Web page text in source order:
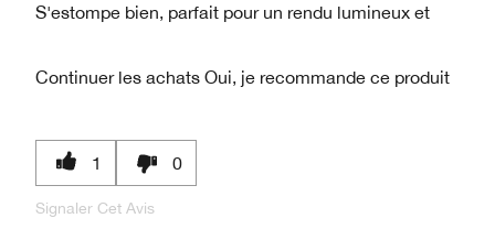
S'estompe bien, parfait pour un rendu lumineux et
Continuer les achats Oui, je recommande ce produit
1 0
Signaler Cet Avis